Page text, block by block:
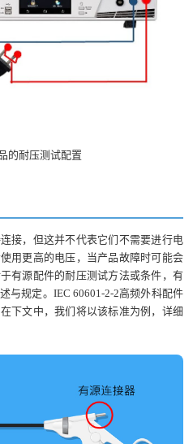
的耐压测试配置
接，但这并不代表它们不需要进行电
用更高的电压，当产品故障时可能会
有源配件的耐压测试方法或条件，有
与规定。IEC 60601-2-2高频外科配件
下文中，我们将以该标准为例，详细